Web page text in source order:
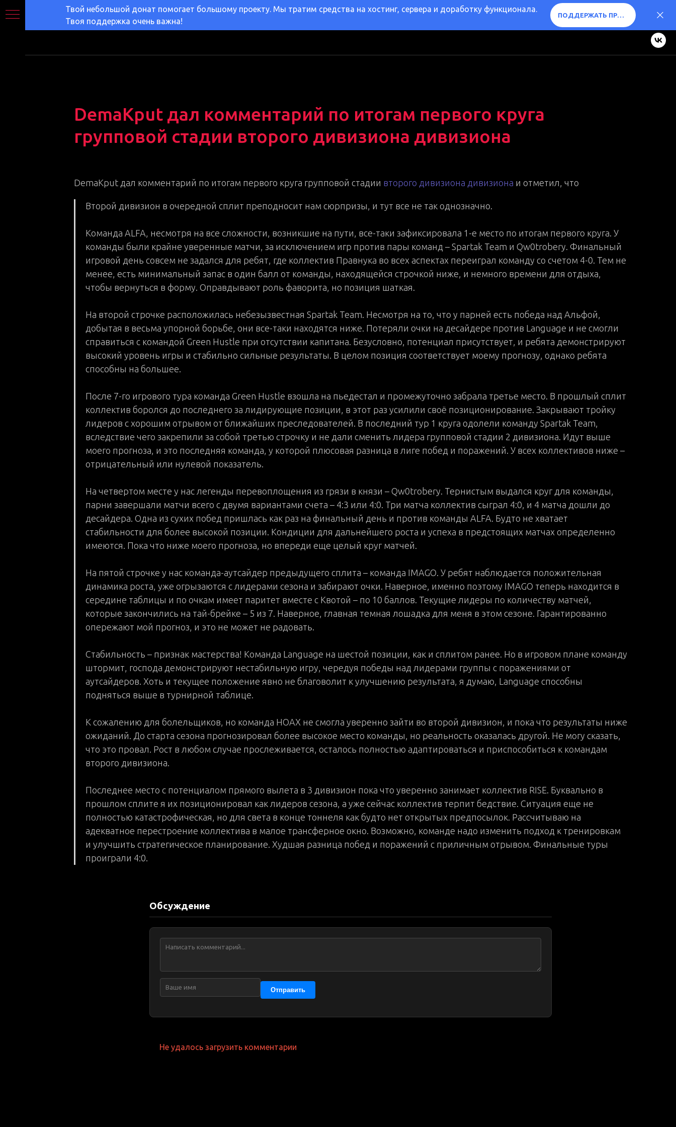
Твой небольшой донат помогает большому проекту. Мы тратим средства на хостинг, сервера и доработку функционала.
Твоя поддержка очень важна!
ПОДДЕРЖАТЬ ПРОЕКТ ❤️
DemaKput дал комментарий по итогам первого круга
групповой стадии второго дивизиона дивизиона
DemaKput дал комментарий по итогам первого круга групповой стадии второго дивизиона дивизиона и отметил, что
Второй дивизион в очередной сплит преподносит нам сюрпризы, и тут все не так однозначно.
Команда ALFA, несмотря на все сложности, возникшие на пути, все-таки зафиксировала 1-е место по итогам первого круга. У
команды были крайне уверенные матчи, за исключением игр против пары команд – Spartak Team и Qw0trobery. Финальный
игровой день совсем не задался для ребят, где коллектив Правнука во всех аспектах переиграл команду со счетом 4-0. Тем не
менее, есть минимальный запас в один балл от команды, находящейся строчкой ниже, и немного времени для отдыха,
чтобы вернуться в форму. Оправдывают роль фаворита, но позиция шаткая.
На второй строчке расположилась небезызвестная Spartak Team. Несмотря на то, что у парней есть победа над Альфой,
добытая в весьма упорной борьбе, они все-таки находятся ниже. Потеряли очки на десайдере против Language и не смогли
справиться с командой Green Hustle при отсутствии капитана. Безусловно, потенциал присутствует, и ребята демонстрируют
высокий уровень игры и стабильно сильные результаты. В целом позиция соответствует моему прогнозу, однако ребята
способны на большее.
После 7-го игрового тура команда Green Hustle взошла на пьедестал и промежуточно забрала третье место. В прошлый сплит
коллектив боролся до последнего за лидирующие позиции, в этот раз усилили своё позиционирование. Закрывают тройку
лидеров с хорошим отрывом от ближайших преследователей. В последний тур 1 круга одолели команду Spartak Team,
вследствие чего закрепили за собой третью строчку и не дали сменить лидера групповой стадии 2 дивизиона. Идут выше
моего прогноза, и это последняя команда, у которой плюсовая разница в лиге побед и поражений. У всех коллективов ниже –
отрицательный или нулевой показатель.
На четвертом месте у нас легенды перевоплощения из грязи в князи – Qw0trobery. Тернистым выдался круг для команды,
парни завершали матчи всего с двумя вариантами счета – 4:3 или 4:0. Три матча коллектив сыграл 4:0, и 4 матча дошли до
десайдера. Одна из сухих побед пришлась как раз на финальный день и против команды ALFA. Будто не хватает
стабильности для более высокой позиции. Кондиции для дальнейшего роста и успеха в предстоящих матчах определенно
имеются. Пока что ниже моего прогноза, но впереди еще целый круг матчей.
На пятой строчке у нас команда-аутсайдер предыдущего сплита – команда IMAGO. У ребят наблюдается положительная
динамика роста, уже огрызаются с лидерами сезона и забирают очки. Наверное, именно поэтому IMAGO теперь находится в
середине таблицы и по очкам имеет паритет вместе с Квотой – по 10 баллов. Текущие лидеры по количеству матчей,
которые закончились на тай-брейке – 5 из 7. Наверное, главная темная лошадка для меня в этом сезоне. Гарантированно
опережают мой прогноз, и это не может не радовать.
Стабильность – признак мастерства! Команда Language на шестой позиции, как и сплитом ранее. Но в игровом плане команду
штормит, господа демонстрируют нестабильную игру, чередуя победы над лидерами группы с поражениями от
аутсайдеров. Хоть и текущее положение явно не благоволит к улучшению результата, я думаю, Language способны
подняться выше в турнирной таблице.
К сожалению для болельщиков, но команда HOAX не смогла уверенно зайти во второй дивизион, и пока что результаты ниже
ожиданий. До старта сезона прогнозировал более высокое место команды, но реальность оказалась другой. Не могу сказать,
что это провал. Рост в любом случае прослеживается, осталось полностью адаптироваться и приспособиться к командам
второго дивизиона.
Последнее место с потенциалом прямого вылета в 3 дивизион пока что уверенно занимает коллектив RISE. Буквально в
прошлом сплите я их позиционировал как лидеров сезона, а уже сейчас коллектив терпит бедствие. Ситуация еще не
полностью катастрофическая, но для света в конце тоннеля как будто нет открытых предпосылок. Рассчитываю на
адекватное перестроение коллектива в малое трансферное окно. Возможно, команде надо изменить подход к тренировкам
и улучшить стратегическое планирование. Худшая разница побед и поражений с приличным отрывом. Финальные туры
проиграли 4:0.
Обсуждение
Отправить
Не удалось загрузить комментарии